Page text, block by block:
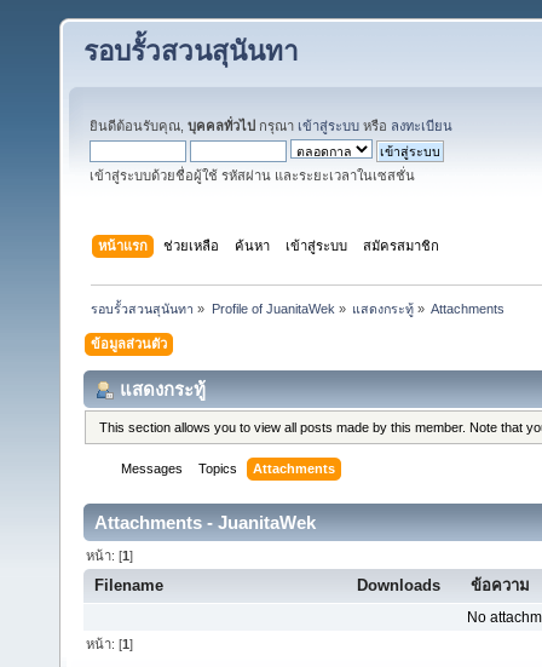
รอบรั้วสวนสุนันทา
ยินดีต้อนรับคุณ, บุคคลทั่วไป กรุณา เข้าสู่ระบบ หรือ ลงทะเบียน
เข้าสู่ระบบด้วยชื่อผู้ใช้ รหัสผ่าน และระยะเวลาในเซสชั่น
หน้าแรก ช่วยเหลือ ค้นหา เข้าสู่ระบบ สมัครสมาชิก
รอบรั้วสวนสุนันทา » Profile of JuanitaWek » แสดงกระทู้» Attachments
ข้อมูลส่วนตัว
แสดงกระทู้
This section allows you to view all posts made by this member. Note that
Messages Topics Attachments
Attachments - JuanitaWek
หน้า: [1]
Filename Downloads ข้อความ
No
หน้า: [1]